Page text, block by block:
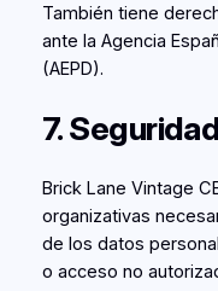
También tiene
ante la Agencia
(AEPD).
7.
Brick Lane Vintage
organizativas
de los datos
o acceso no